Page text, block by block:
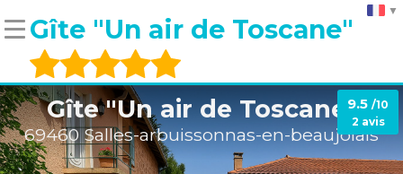
Gîte "Un air de Toscane"
Gîte "Un air de Toscane"
69460 Salles-arbuissonnas-en-beaujolais
9.5 /10
2 avis